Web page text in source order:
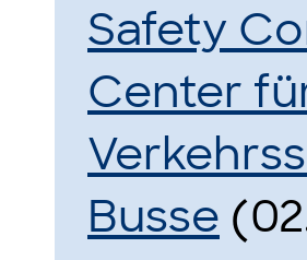
Safety
Center
Busse